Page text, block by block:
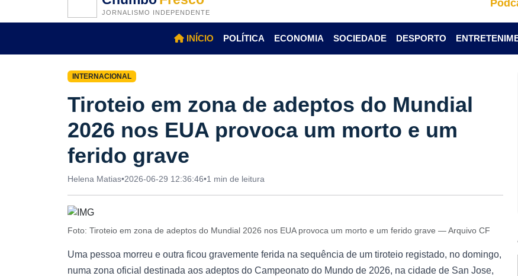
JORNALISMO INDEPENDENTE
INÍCIO POLÍTICA ECONOMIA SOCIEDADE DESPORTO
INTERNACIONAL
Tiroteio em zona de adeptos do Mundial
2026 nos EUA provoca um morto e um
ferido grave
Helena Matias•2026-06-29 12:36:46•1 min de leitura
Foto: Tiroteio em zona de adeptos do Mundial 2026 nos EUA provoca um morto e um ferido grave — Arquivo CF
Uma pessoa morreu e outra ficou gravemente ferida na sequência de um tiroteio registado, no domingo,
numa zona oficial destinada aos adeptos do Campeonato do Mundo de 2026, na cidade de San Jose,